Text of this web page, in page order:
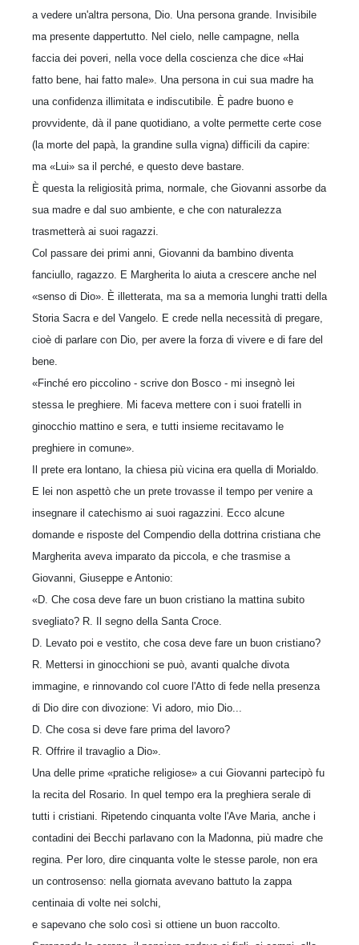
a vedere un'altra persona, Dio. Una persona grande. Invisibile
ma presente dappertutto. Nel cielo, nelle campagne, nella
faccia dei poveri, nella voce della coscienza che dice «Hai
fatto bene, hai fatto male». Una persona in cui sua madre ha
una confidenza illi­mitata e indiscutibile. È padre buono e
provvidente, dà il pane quotidiano, a volte permette certe cose
(la morte del papà, la grandine sulla vigna) difficili da capire:
ma «Lui» sa il perché, e questo deve bastare.
È questa la religiosità prima, normale, che Giovanni assorbe da
sua madre e dal suo ambiente, e che con naturalezza
trasmetterà ai suoi ragazzi.
Col passare dei primi anni, Giovanni da bambino diventa
fanciullo, ragazzo. E Margherita lo aiuta a crescere anche nel
«senso di Dio». È illetterata, ma sa a memoria lunghi tratti della
Storia Sacra e del Vangelo. E crede nella necessità di pregare,
cioè di parlare con Dio, per avere la forza di vivere e di fare del
bene.
«Finché ero piccolino - scrive don Bosco - mi insegnò lei
stessa le preghiere. Mi faceva mettere con i suoi fratelli in
ginocchio mattino e sera, e tutti insieme recitavamo le
preghiere in comune».
Il prete era lontano, la chiesa più vicina era quella di Morialdo.
E lei non aspettò che un prete trovasse il tempo per venire a
insegnare il catechismo ai suoi ragaz­zini. Ecco alcune
domande e risposte del Compendio della dottrina cristiana che
Margherita aveva imparato da piccola, e che trasmise a
Giovanni, Giuseppe e Antonio:
«D. Che cosa deve fare un buon cristiano la mattina subito
svegliato? R. Il segno della Santa Croce.
D. Levato poi e vestito, che cosa deve fare un buon cristiano?
R. Mettersi in ginocchioni se può, avanti qualche divota
immagine, e rinnovando col cuore l'Atto di fede nella presenza
di Dio dire con divozione: Vi adoro, mio Dio...
D. Che cosa si deve fare prima del lavoro?
R. Offrire il travaglio a Dio».
Una delle prime «pratiche religiose» a cui Giovanni partecipò fu
la recita del Rosario. In quel tempo era la preghiera serale di
tutti i cristiani. Ripetendo cin­quanta volte l'Ave Maria, anche i
contadini dei Becchi parlavano con la Madonna, più madre che
regina. Per loro, dire cinquanta volte le stesse parole, non era
un controsenso: nella giornata avevano battuto la zappa
centinaia di volte nei solchi,
e sapevano che solo così si ottiene un buon raccolto.